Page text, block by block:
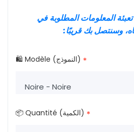
المعلومات المطلوبة في
وسنتصل بك قريبًا:
🛍️ Modèle (النموذج) *
Noire - Noire
📦 Quantité (الكمية) *